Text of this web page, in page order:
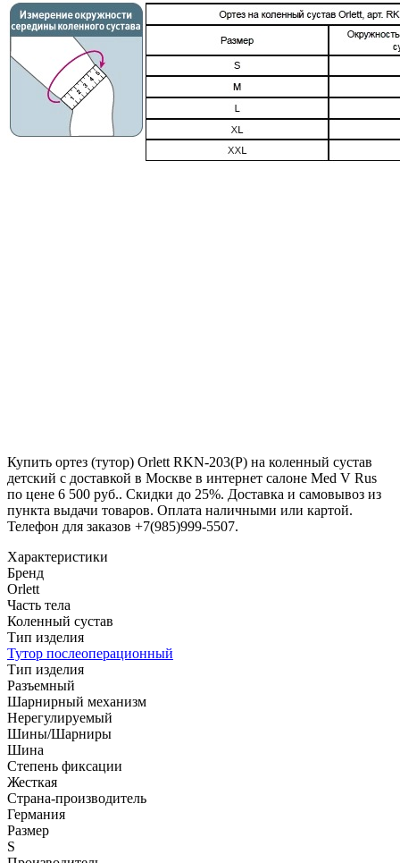
Купить ортез (тутор) Orlett RKN-203(P) на коленный сустав
детский с доставкой в Москве в интернет салоне Med V Rus
по цене 6 500 руб.. Скидки до 25%. Доставка и самовывоз из
пункта выдачи товаров. Оплата наличными или картой.
Телефон для заказов +7(985)999-5507.
Характеристики
Бренд
Orlett
Часть тела
Коленный сустав
Тип изделия
Тутор послеоперационный
Тип изделия
Разъемный
Шарнирный механизм
Нерегулируемый
Шины/Шарниры
Шина
Степень фиксации
Жесткая
Страна-производитель
Германия
Размер
S